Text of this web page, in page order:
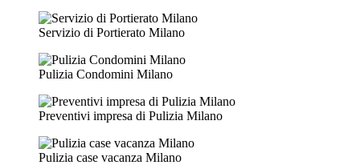
Servizio di Portierato Milano
Pulizia Condomini Milano
Preventivi impresa di Pulizia Milano
Pulizia case vacanza Milano